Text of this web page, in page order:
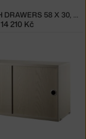
CHEST WITH DRAWERS 58 X 30, ASH
14 210 Kč